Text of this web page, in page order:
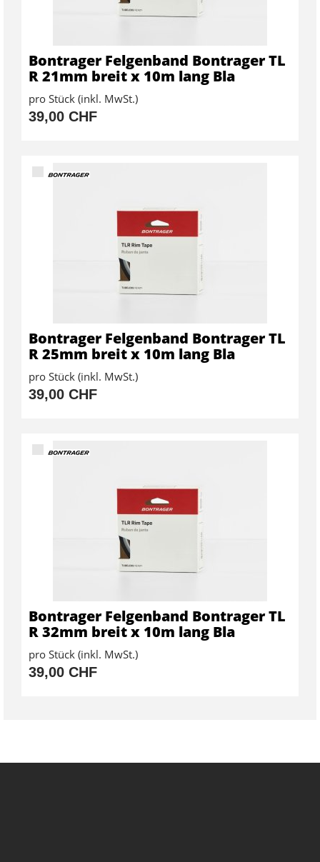
Bontrager Felgenband Bontrager TL
R 21mm breit x 10m lang Bla
pro Stück (inkl. MwSt.)
39,00 CHF
Bontrager Felgenband Bontrager TL
R 25mm breit x 10m lang Bla
pro Stück (inkl. MwSt.)
39,00 CHF
Bontrager Felgenband Bontrager TL
R 32mm breit x 10m lang Bla
pro Stück (inkl. MwSt.)
39,00 CHF